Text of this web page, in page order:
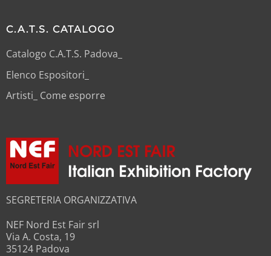
C.A.T.S. CATALOGO
Catalogo C.A.T.S. Padova_
Elenco Espositori_
Artisti_ Come esporre
SEGRETERIA ORGANIZZATIVA
NEF Nord Est Fair srl
Via A. Costa, 19
35124 Padova